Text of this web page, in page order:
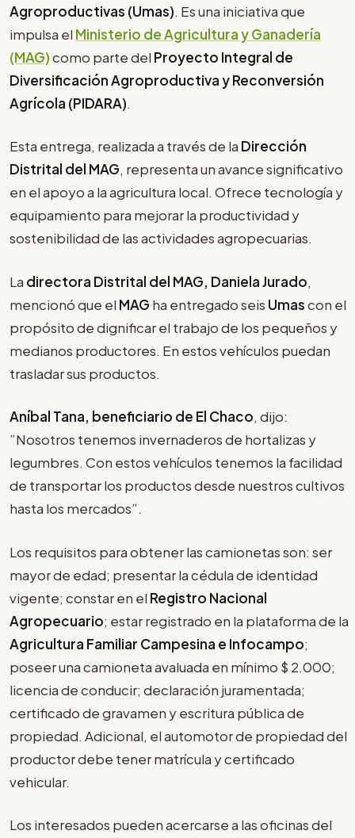
Agroproductivas (Umas). Es una iniciativa que
impulsa el Ministerio de Agricultura y Ganadería
(MAG)como parte del Proyecto Integral de
Diversificación Agroproductiva y Reconversión
Agrícola (PIDARA).
Esta entrega, realizada a través de la Dirección
Distrital del MAG, representa un avance significativo
en el apoyo a la agricultura local. Ofrece tecnología y
equipamiento para mejorar la productividad y
sostenibilidad de las actividades agropecuarias.
La directora Distrital del MAG, Daniela Jurado,
mencionó que el MAG ha entregado seis Umascon el
propósito de dignificar el trabajo de los pequeños y
medianos productores. En estos vehículos puedan
trasladar sus productos.
Aníbal Tana, beneficiario de El Chaco, dijo:
”Nosotros tenemos invernaderos de hortalizas y
legumbres. Con estos vehículos tenemos la facilidad
de transportar los productos desde nuestros cultivos
hasta los mercados”.
Los requisitos para obtener las camionetas son: ser
mayor de edad; presentar la cédula de identidad
vigente; constar en el Registro Nacional
Agropecuario; estar registrado en la plataforma de la
Agricultura Familiar Campesina e Infocampo;
poseer una camioneta avaluada en mínimo $ 2.000;
licencia de conducir; declaración juramentada;
certificado de gravamen y escritura pública de
propiedad. Adicional, el automotor de propiedad del
productor debe tener matrícula y certificado
vehicular.
Los interesados pueden acercarse a las oficinas del